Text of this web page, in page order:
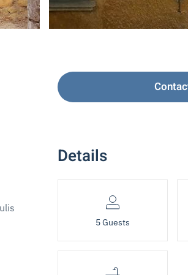
Details
5 Guests